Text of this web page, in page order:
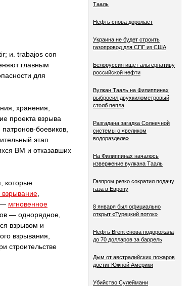
и. trabajos соn
главным
для
хранения,
проекта взрыва
патронов-боевиков,
этап
BM и отказавших
которые
взрывание
— мгновенное
— однорядное,
взрывом и
взрывания,
строительстве
Тааль
Нефть снова дорожает
Украина не будет строить
газопровод для СПГ из США
Белоруссия ищет альтернативу
российской нефти
Вулкан Тааль на Филиппинах
выбросил двухкилометровый
столб пепла
Разгадана загадка Солнечной
системы о «великом
водоразделе»
На Филиппинах началось
извержение вулкана Тааль
Газпром резко сократил подачу
газа в Европу
8 января был официально
открыт «Турецкий поток»
Нефть Brent снова подорожала
до 70 долларов за баррель
Дым от австралийских пожаров
достиг Южной Америки
Убийство Сулеймани